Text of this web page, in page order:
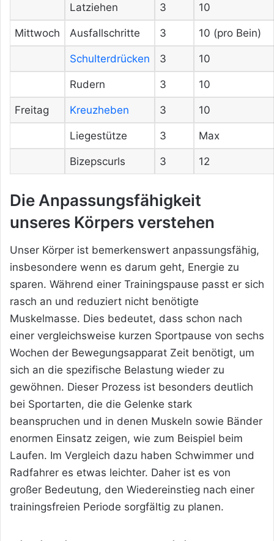
Latziehen 3 10
Mittwoch Ausfallschritte 3 10 (pro Bein)
Schulterdrücken 3 10
Rudern 3 10
Freitag Kreuzheben 3 10
Liegestütze 3 Max
Bizepscurls 3 12
Die Anpassungsfähigkeit
unseres Körpers verstehen
Unser Körper ist bemerkenswert anpassungsfähig,
insbesondere wenn es darum geht, Energie zu
sparen. Während einer Trainingspause passt er sich
rasch an und reduziert nicht benötigte
Muskelmasse. Dies bedeutet, dass schon nach
einer vergleichsweise kurzen Sportpause von sechs
Wochen der Bewegungsapparat Zeit benötigt, um
sich an die spezifische Belastung wieder zu
gewöhnen. Dieser Prozess ist besonders deutlich
bei Sportarten, die die Gelenke stark
beanspruchen und in denen Muskeln sowie Bänder
enormen Einsatz zeigen, wie zum Beispiel beim
Laufen. Im Vergleich dazu haben Schwimmer und
Radfahrer es etwas leichter. Daher ist es von
großer Bedeutung, den Wiedereinstieg nach einer
trainingsfreien Periode sorgfältig zu planen.